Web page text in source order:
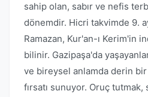
sahip olan, sabır ve nefis
dönemdir. Hicri takvimde 9.
Ramazan, Kur'an-ı Kerim'in
bilinir. Gazipaşa'da
ve bireysel anlamda derin
fırsatı sunuyor. Oruç tutmak,